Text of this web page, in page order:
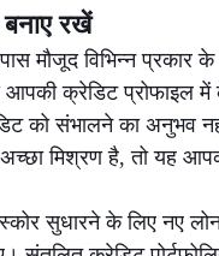
रखें
मौजूद विभिन्न
क्रेडिट प्रोफाइल
को संभालने का अनुभव
मिश्रण है, तो यह
सुधारने के लिए नए